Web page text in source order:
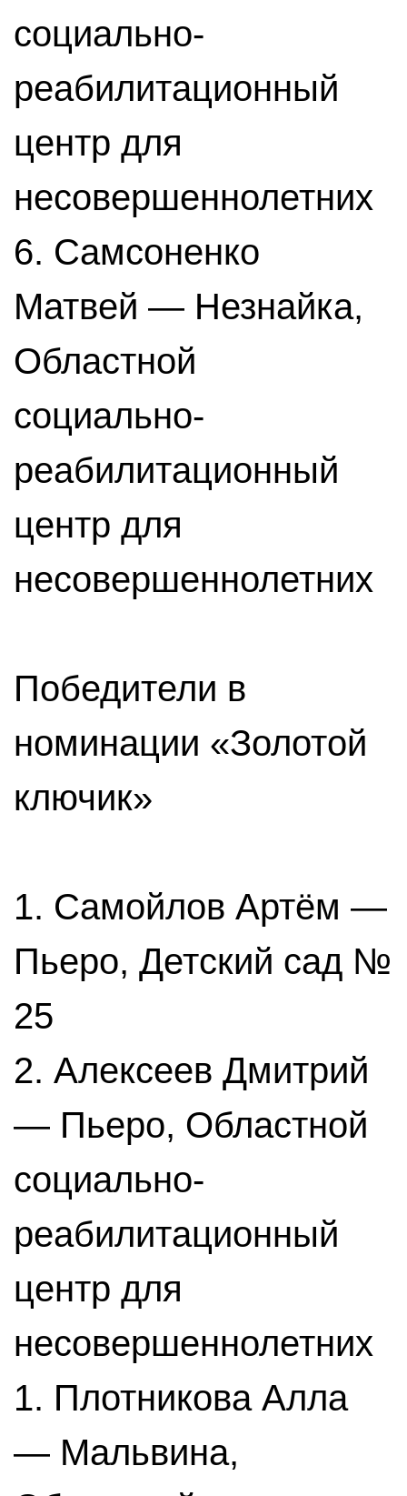
социально-
реабилитационный
центр для
несовершеннолетних
6. Самсоненко
Матвей — Незнайка,
Областной
социально-
реабилитационный
центр для
несовершеннолетних
Победители в
номинации «Золотой
ключик»
1. Самойлов Артём —
Пьеро, Детский сад №
25
2. Алексеев Дмитрий
— Пьеро, Областной
социально-
реабилитационный
центр для
несовершеннолетних
1. Плотникова Алла
— Мальвина,